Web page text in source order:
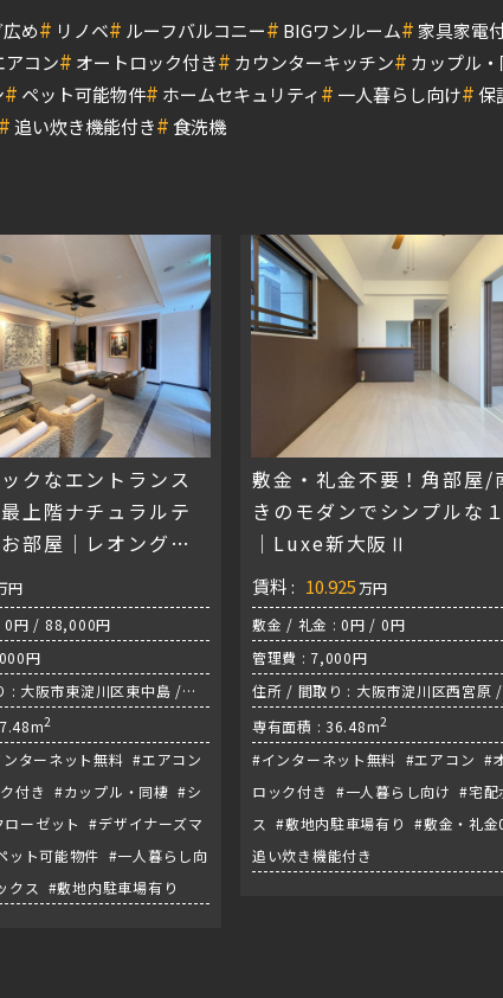
め# リノベ# ルーフバルコニー# BIGワンルーム#家具家電
アコン# オートロック付き# カウンターキッチン# カップル
# ペット可能物件# ホームセキュリティ# 一人暮らし向け#保
#追い炊き機能付き# 食洗機
クなエントランス
上階ナチュラルテ
部屋｜レオングラ
ジデンス
円
0円 / 88,000円
円
: 大阪市東淀川区東中島 /
『新大阪駅』
2
ターネット無料 #エアコン
付き #カップル・同棲 #シ
ローゼット #デザイナーズマ
ット可能物件 #一人暮らし向
クス #敷地内駐車場有り
敷金・礼金不要！角部屋/
きのモダンでシンプルな
｜Luxe新大阪Ⅱ
賃料 : 10.925万円
敷金 / 礼金 : 0円 / 0円
管理費 : 7,000円
住所 / 間取り : 大阪市淀川区西宮原
/ 御堂筋線『新大阪駅』
専有面積 : 36.48m2
#インターネット無料 #エアコン #
ロック付き #一人暮らし向け #宅配
ス #敷地内駐車場有り #敷金・礼
追い炊き機能付き